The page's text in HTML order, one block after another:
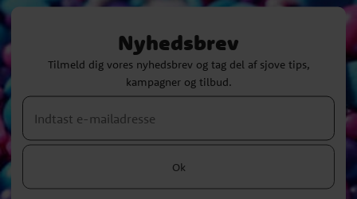
Nyhedsbrev
Tilmeld dig vores nyhedsbrev og tag del af sjove tips,
kampagner og tilbud.
Ok